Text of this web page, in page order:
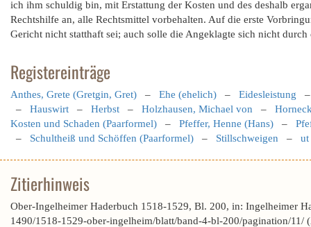
ich ihm schuldig bin, mit Erstattung der Kosten und des deshalb
Rechtshilfe an, alle Rechtsmittel vorbehalten. Auf die erste
Gericht nicht statthaft sei; auch solle die Angeklagte sich nicht durch
Registereinträge
Anthes, Grete (Gretgin, Gret) – Ehe (ehelich) – Eidesleistung
– Hauswirt – Herbst – Holzhausen, Michael von –
Kosten und Schaden (Paarformel) – Pfeffer, Henne (Hans) –
– Schultheiß und Schöffen (Paarformel) – Stillschweigen – ut
Zitierhinweis
Ober-Ingelheimer Haderbuch 1518-1529, Bl. 200, in: Ingelheimer
1490/1518-1529-ober-ingelheim/blatt/band-4-bl-200/pagination/11/